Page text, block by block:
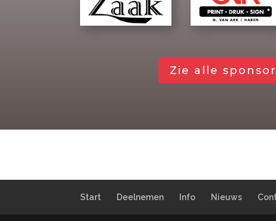
Zie alle
Start Deelnemen Info Nieuws